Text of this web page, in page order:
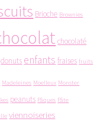
Brioche Brownies
chocolaté
donuts enfants fraises fruits
Madeleines Moelleux Monster
peanuts Pâques Pâte
viennoiseries